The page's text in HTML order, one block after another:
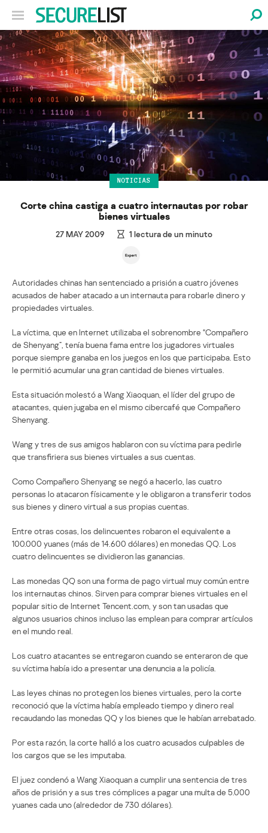
NOTICIAS
Corte china castiga a cuatro internautas por robar
bienes virtuales
27 MAY 2009 1 lectura de un minuto
Autoridades chinas han sentenciado a prisión a cuatro jóvenes
acusados de haber atacado a un internauta para robarle dinero y
propiedades virtuales.
La víctima, que en Internet utilizaba el sobrenombre “Compañero
de Shenyang”, tenía buena fama entre los jugadores virtuales
porque siempre ganaba en los juegos en los que participaba. Esto
le permitió acumular una gran cantidad de bienes virtuales.
Esta situación molestó a Wang Xiaoquan, el líder del grupo de
atacantes, quien jugaba en el mismo cibercafé que Compañero
Shenyang.
Wang y tres de sus amigos hablaron con su víctima para pedirle
que transfiriera sus bienes virtuales a sus cuentas.
Como Compañero Shenyang se negó a hacerlo, las cuatro
personas lo atacaron físicamente y le obligaron a transferir todos
sus bienes y dinero virtual a sus propias cuentas.
Entre otras cosas, los delincuentes robaron el equivalente a
100.000 yuanes (más de 14.600 dólares) en monedas QQ. Los
cuatro delincuentes se dividieron las ganancias.
Las monedas QQ son una forma de pago virtual muy común entre
los internautas chinos. Sirven para comprar bienes virtuales en el
popular sitio de Internet Tencent.com, y son tan usadas que
algunos usuarios chinos incluso las emplean para comprar artículos
en el mundo real.
Los cuatro atacantes se entregaron cuando se enteraron de que
su víctima había ido a presentar una denuncia a la policía.
Las leyes chinas no protegen los bienes virtuales, pero la corte
reconoció que la víctima había empleado tiempo y dinero real
recaudando las monedas QQ y los bienes que le habían arrebatado.
Por esta razón, la corte halló a los cuatro acusados culpables de
los cargos que se les imputaba.
El juez condenó a Wang Xiaoquan a cumplir una sentencia de tres
años de prisión y a sus tres cómplices a pagar una multa de 5.000
yuanes cada uno (alrededor de 730 dólares).